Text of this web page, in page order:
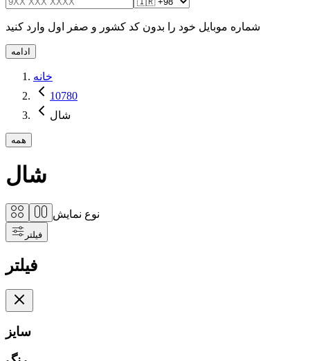
شماره موبایل خود را بدون کد کشور و صفر اول وارد کنید
ادامه
خانه
10780
شال
همه
شال
نوع نمایش
فیلتر
فیلتر
سایز